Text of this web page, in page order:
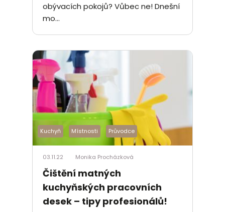
obývacích pokojů? Vůbec ne! Dnešní
mo...
Kuchyň Místnosti Průvodce
03.11.22 Monika Procházková
Čištění matných
kuchyňských pracovních
desek – tipy profesionálů!